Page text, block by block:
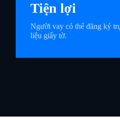
Tiện lợi
Người vay có thể đăng ký
liệu giấy tờ.